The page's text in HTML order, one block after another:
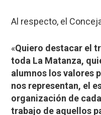
Al respecto, el
«Quiero destacar el
toda La Matanza,
alumnos los valores
nos representan, el
organización de
trabajo de aquellos